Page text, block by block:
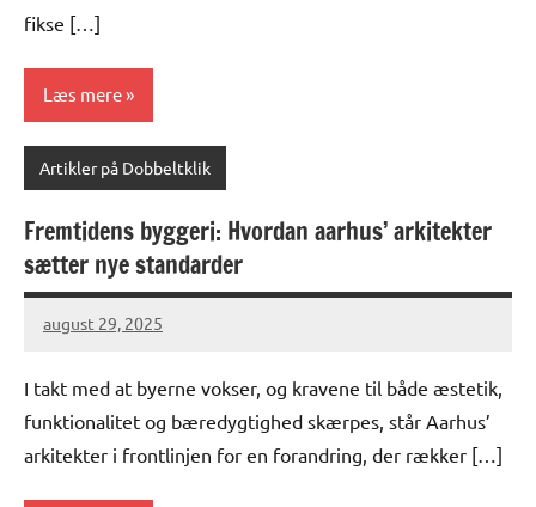
fikse […]
Læs mere
Artikler på Dobbeltklik
Fremtidens byggeri: Hvordan aarhus’ arkitekter
sætter nye standarder
august 29, 2025
I takt med at byerne vokser, og kravene til både æstetik,
funktionalitet og bæredygtighed skærpes, står Aarhus’
arkitekter i frontlinjen for en forandring, der rækker […]